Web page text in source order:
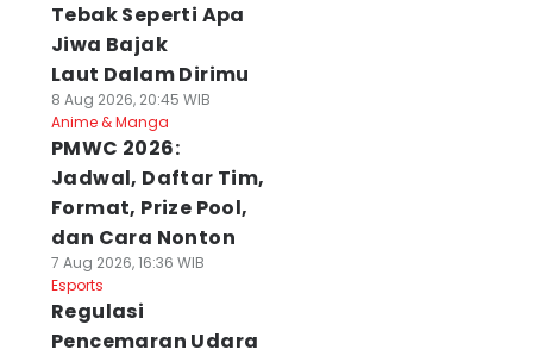
Tebak Seperti Apa
Jiwa Bajak
Laut Dalam Dirimu
8 Aug 2026, 20:45 WIB
Anime & Manga
PMWC 2026:
Jadwal, Daftar Tim,
Format, Prize Pool,
dan Cara Nonton
7 Aug 2026, 16:36 WIB
Esports
Regulasi
Pencemaran Udara